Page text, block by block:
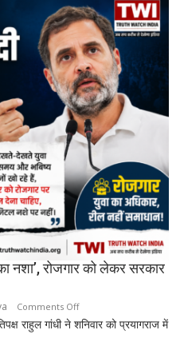
कानूनी
सुरक्षा
वापस
ले
सकती
है
सरकार:
रिकमेंडेशन
सिस्टम
और
पेड
प्रमोशन
से
जवाब
नशा’, रोजगार को लेकर सरकार
Comments Offon
राहुल
राहुल गांधी ने शनिवार को प्रयागराज में